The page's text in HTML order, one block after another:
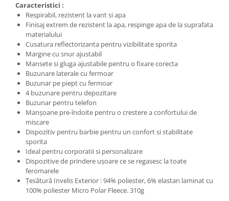
Capsatoare , multifuncionale si
pistoale silicon
Chei si truse chei
Ciocane , clesti si foarfeci
Debitare gresie / faianta si geamuri
Echipamente atelier
Fierastraie si topoare
Gletiere , spacluri si cuttere
Pensule si trafaleti
Scari , lize si depozitare
Unelte pentru masurat
Aparate de masura si detectie
Echere si compasuri
Caracteristici :
Respirabil, rezistent la vant si apa
Finisaj extrem de rezistent la apa, respinge apa de la suprafata
materialului
Cusatura reflectorizanta pentru vizibilitate sporita
Margine cu snur ajustabil
Mansete si gluga ajustabile pentru o fixare corecta
Buzunare laterale cu fermoar
Buzunar pe piept cu fermoar
4 buzunare pentru depozitare
Buzunar pentru telefon
Manșoane pre-îndoite pentru o crestere a confortului de
miscare
Dispozitiv pentru barbie pentru un confort si stabilitate
sporita
Ideal pentru corporatii si personalizare
Dispozitive de prindere ușoare ce se regasesc la toate
feromarele
Țesătură Invelis Exterior : 94% poliester, 6% elastan laminat cu
100% poliester Micro Polar Fleece. 310g